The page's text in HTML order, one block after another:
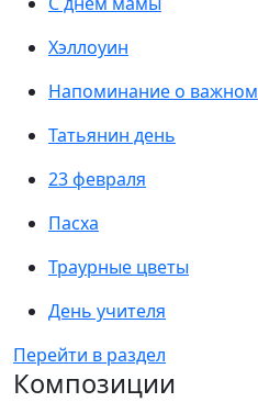
Хэллоуин
Напоминание о важном
Татьянин день
23 февраля
Пасха
Траурные цветы
День учителя
Перейти в раздел
Композиции